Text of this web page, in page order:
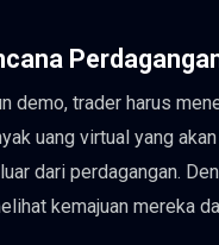
demo, trader harus
uang virtual yang
dari perdagangan.
kemajuan mereka